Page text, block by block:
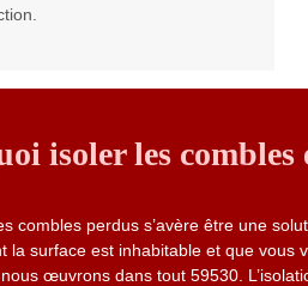
isoler les
combles perdus s’avère être une
la surface est inhabitable et que vous
œuvrons dans tout 59530.